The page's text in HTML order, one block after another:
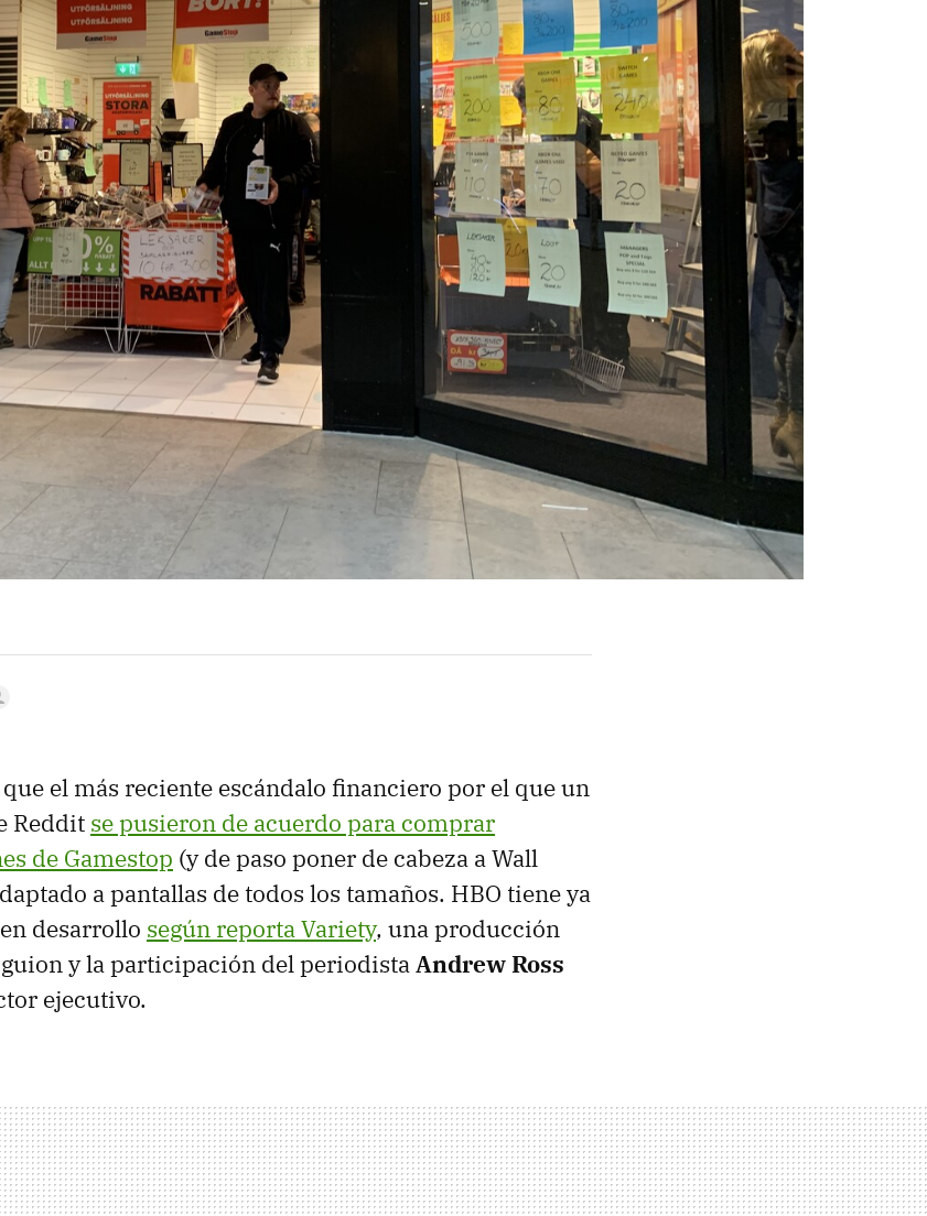
el más reciente escándalo financiero por el que un
Reddit se pusieron de acuerdo para comprar
de Gamestop (y de paso poner de cabeza a Wall
a pantallas de todos los tamaños. HBO tiene ya
desarrollo según reporta Variety, una producción
y la participación del periodistaAndrew Ross
ejecutivo.